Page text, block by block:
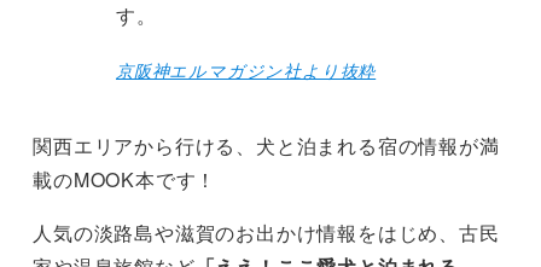
す。
京阪神エルマガジン社より抜粋
関西エリアから行ける、犬と泊まれる宿の情報が満
載のMOOK本です！
人気の淡路島や滋賀のお出かけ情報をはじめ、古民